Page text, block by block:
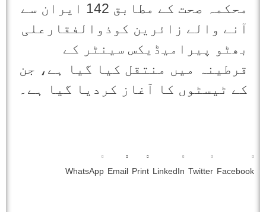
محکمہ صحت کے مطابق 142 ایران سے
آنے والے زائرین کوذوالفقارعلی
بھٹو پیرامیڈیکس سینٹر کے
قرطینہ میں منتقل کیا گیا ہے، جن
کے ٹیسٹوں کا آغاز کردیا گیا ہے۔
Facebook
Twitter
LinkedIn
Print
Email
WhatsApp